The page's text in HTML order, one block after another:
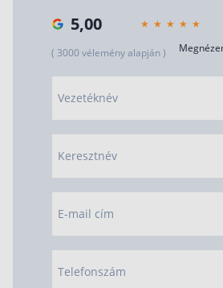
5,00
( 3000 vélemény alapján )
Vezetéknév
Keresztnév
E-mail cím
Telefonszám